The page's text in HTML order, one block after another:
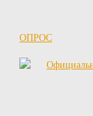
ОПРОС